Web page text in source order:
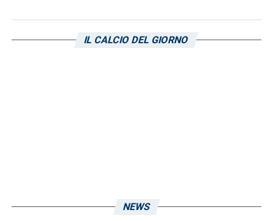
Parmail 22 aprile, la
IL CALCIO DEL GIORNO
NEWS